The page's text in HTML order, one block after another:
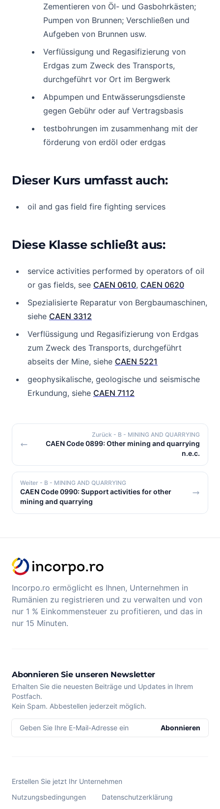
Zementieren von Öl- und Gasbohrkästen;
Pumpen von Brunnen; Verschließen und
Aufgeben von Brunnen usw.
Verflüssigung und Regasifizierung von
Erdgas zum Zweck des Transports,
durchgeführt vor Ort im Bergwerk
Abpumpen und Entwässerungsdienste
gegen Gebühr oder auf Vertragsbasis
testbohrungen im zusammenhang mit der
förderung von erdöl oder erdgas
Dieser Kurs umfasst auch:
oil and gas field fire fighting services
Diese Klasse schließt aus:
service activities performed by operators of oil
or gas fields, see CAEN 0610, CAEN 0620
Spezialisierte Reparatur von Bergbaumaschinen,
siehe CAEN 3312
Verflüssigung und Regasifizierung von Erdgas
zum Zweck des Transports, durchgeführt
abseits der Mine, siehe CAEN 5221
geophysikalische, geologische und seismische
Erkundung, siehe CAEN 7112
Zurück - B - MINING AND QUARRYING
CAEN Code 0899: Other mining and quarrying
n.e.c.
Weiter - B - MINING AND QUARRYING
CAEN Code 0990: Support activities for other
mining and quarrying
Incorpo.ro ermöglicht es Ihnen, Unternehmen in
Rumänien zu registrieren und zu verwalten und von
nur 1 % Einkommensteuer zu profitieren, und das in
nur 15 Minuten.
Abonnieren Sie unseren Newsletter
Erhalten Sie die neuesten Beiträge und Updates in Ihrem
Postfach.
Kein Spam. Abbestellen jederzeit möglich.
Geben Sie Ihre E-Mail-Adresse ein Abonnieren
Erstellen Sie jetzt Ihr Unternehmen
Nutzungsbedingungen
Datenschutzerklärung